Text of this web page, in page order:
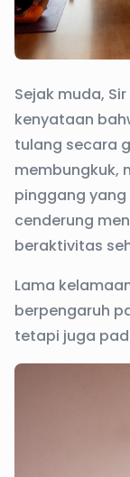
Sejak muda,
kenyataan
tulang secara
membungkuk,
pinggang
cenderung
beraktivitas
Lama
berpengaruh
tetapi juga